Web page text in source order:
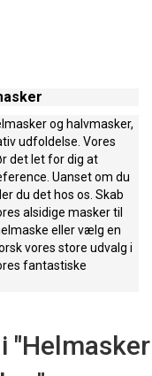
og halvmasker,
udfoldelse. Vores
det let for dig at
Uanset om du
du det hos os. Skab
alsidige masker til
eller vælg en
vores store udvalg i
fantastiske
"Helmasker